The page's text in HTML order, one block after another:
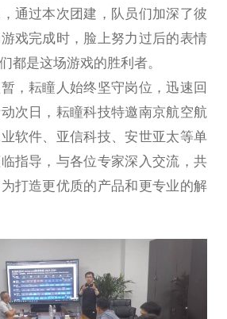
通过本次团建，队员们加深了彼
戏完成时，脸上努力过后的表情
都是这场游戏的胜利者。
，耘瞳人始终坚守岗位，迅速回
次日，耘瞳科技特邀南京航空航
软件、亚信科技、安世亚太等单
指导，与各位专家深入交流，共
打造更优质的产品和更专业的解